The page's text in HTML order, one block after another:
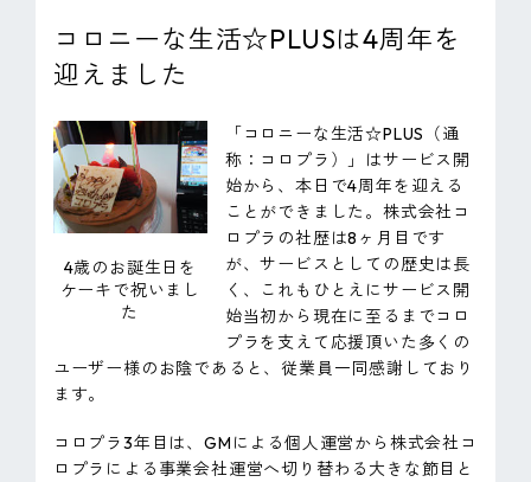
IR情報
採用情報
サステナビリティ
ピンマーク
コロニーな生活☆PLUSは4周年を
迎えました
4歳のお誕生日を
ケーキで祝いまし
た
「コロニーな生活☆PLUS（通
称：コロプラ）」はサービス開
始から、本日で4周年を迎える
ことができました。株式会社コ
ロプラの社歴は8ヶ月目です
が、サービスとしての歴史は長
く、これもひとえにサービス開
始当初から現在に至るまでコロ
プラを支えて応援頂いた多くの
ユーザー様のお陰であると、従業員一同感謝しており
ます。
コロプラ3年目は、GMによる個人運営から株式会社コ
ロプラによる事業会社運営へ切り替わる大きな節目と